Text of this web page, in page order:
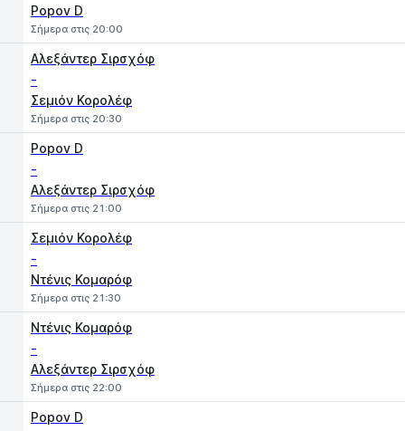
Popov D
Σήμερα στις 20:00
Aλεξάντερ Σιρσχόφ
-
Σεμιόν Κορολέφ
Σήμερα στις 20:30
Popov D
-
Aλεξάντερ Σιρσχόφ
Σήμερα στις 21:00
Σεμιόν Κορολέφ
-
Ντένις Κομαρόφ
Σήμερα στις 21:30
Ντένις Κομαρόφ
-
Aλεξάντερ Σιρσχόφ
Σήμερα στις 22:00
Popov D